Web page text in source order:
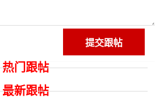
热门跟帖
最新跟帖